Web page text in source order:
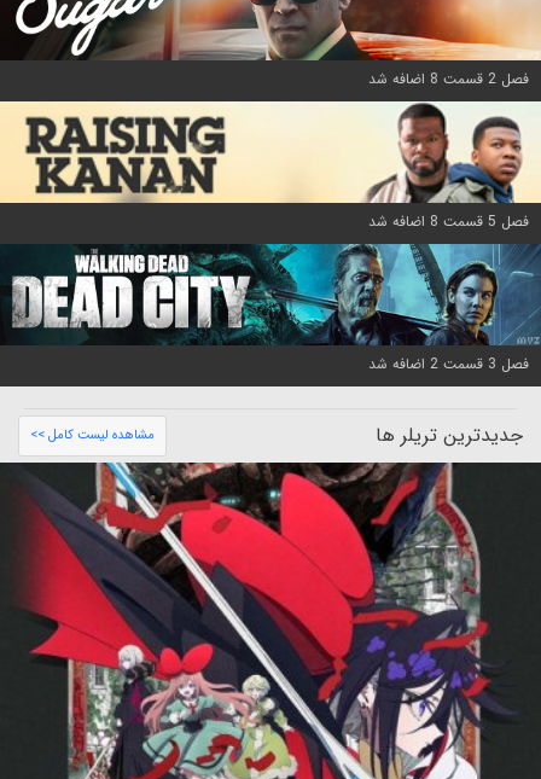
فصل 2 قسمت 8 اضافه شد
فصل 5 قسمت 8 اضافه شد
فصل 3 قسمت 2 اضافه شد
جدیدترین تریلر ها مشاهده لیست کامل >>